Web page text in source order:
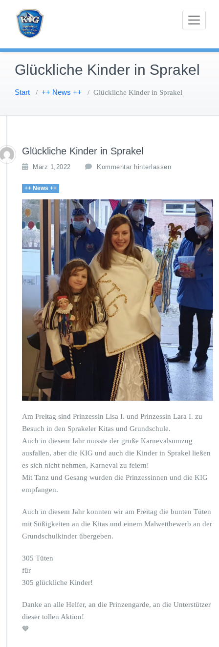
Inhalt
springen
Karnevals-Interessen-Gemeinschaft Sprakel-
Glückliche Kinder in Sprakel
Start / ++ News ++ / Glückliche Kinder in Sprakel
Glückliche Kinder in Sprakel
März 1,2022 Kommentar hinterlassen
++ News ++
Am Freitag sind Prinzessin Lisa I. und Prinzessin Lara I. zu
Besuch in den Sprakeler Kitas und Grundschule.
Auch in diesem Jahr musste der große Karnevalsumzug
ausfallen, aber die KIG und auch die Kinder in Sprakel ließen
es sich nicht nehmen, Karneval zu feiern!
Mit Tanz und Gesang wurden die Prinzessinnen und die KIG
empfangen.
Auch in diesem Jahr konnten wir am Freitag die bunten Tüten
mit Süßigkeiten an die Kitas und einem Malwettbewerb an der
Grundschulkinder übergeben.
305 Tüten
für
305 glückliche Kinder!
Danke an alle Helfer, an die Prinzengarde, an die Unterstützer
dieser tollen Aktion!
💙